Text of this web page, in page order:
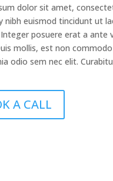
dolor sit amet,
nibh euismod tincidunt ut
posuere erat a ante
mollis, est non
odio sem nec elit.
A CALL